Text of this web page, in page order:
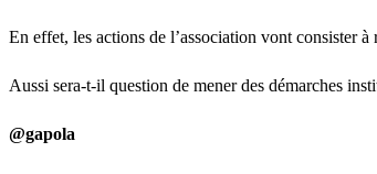
En effet, les actions de l’association vont consister
Aussi sera-t-il question de mener des démarches
@gapola